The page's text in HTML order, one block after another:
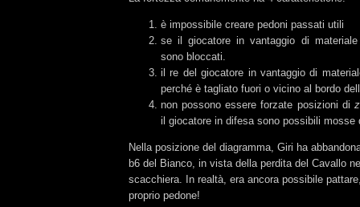
è impossibile creare pedoni passati utili
se il giocatore in vantaggio di
sono bloccati.
il re del giocatore in vantaggio di
perché è tagliato fuori o vicino al bordo
non possono essere forzate posizioni di
il giocatore in difesa sono possibili mosse
Nella posizione del diagramma, Giri ha
b6 del Bianco, in vista della perdita del Cavallo
scacchiera. In realtà, era ancora possibile
proprio pedone!